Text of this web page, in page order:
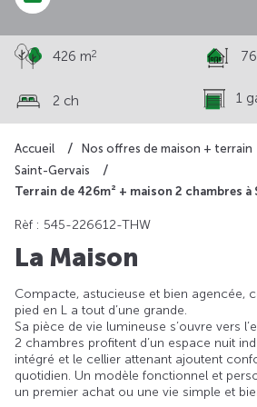
Accueil Nos offres de maison + terrain
Saint-Gervais
Terrain de 426m² + maison 2 chambres à
426 m2
2 ch 1
Rèf : 545-226612-THW
La Maison
Compacte, astucieuse et bien agencée,
pied en L a tout d’une grande.
Sa pièce de vie lumineuse s’ouvre vers
2 chambres profitent d’un espace nuit
intégré et le cellier attenant ajoutent
quotidien. Un modèle fonctionnel et
un premier achat ou une vie simple et